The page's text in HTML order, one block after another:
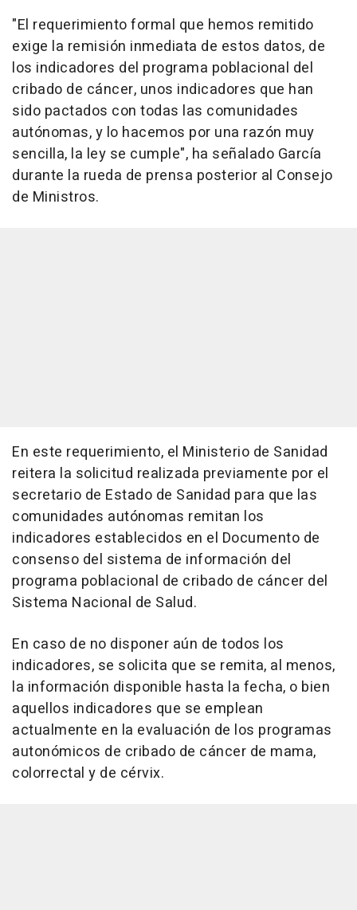
"El requerimiento formal que hemos remitido
exige la remisión inmediata de estos datos, de
los indicadores del programa poblacional del
cribado de cáncer, unos indicadores que han
sido pactados con todas las comunidades
autónomas, y lo hacemos por una razón muy
sencilla, la ley se cumple", ha señalado García
durante la rueda de prensa posterior al Consejo
de Ministros.
En este requerimiento, el Ministerio de Sanidad
reitera la solicitud realizada previamente por el
secretario de Estado de Sanidad para que las
comunidades autónomas remitan los
indicadores establecidos en el Documento de
consenso del sistema de información del
programa poblacional de cribado de cáncer del
Sistema Nacional de Salud.
En caso de no disponer aún de todos los
indicadores, se solicita que se remita, al menos,
la información disponible hasta la fecha, o bien
aquellos indicadores que se emplean
actualmente en la evaluación de los programas
autonómicos de cribado de cáncer de mama,
colorrectal y de cérvix.